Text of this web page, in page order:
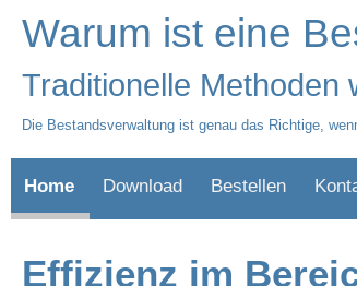
Warum ist eine
Traditionelle Methoden
Die Bestandsverwaltung ist genau das Richtige,
Home Download Bestellen
Effizienz im